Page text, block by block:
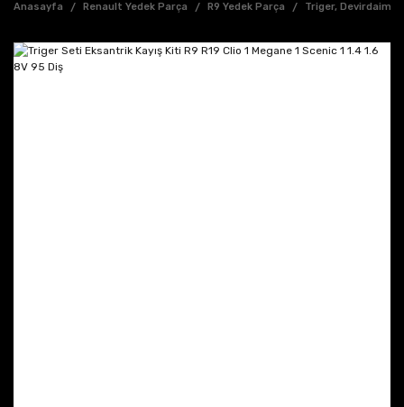
Anasayfa Renault Yedek Parça R9 Yedek Parça Triger, Devirdaim,